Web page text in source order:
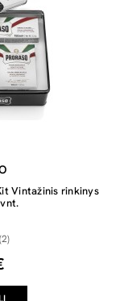
Vintažinis rinkinys
(2)